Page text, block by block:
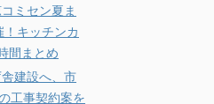
ミセン夏ま
キッチンカ
間まとめ
建設へ、市
工事契約案を